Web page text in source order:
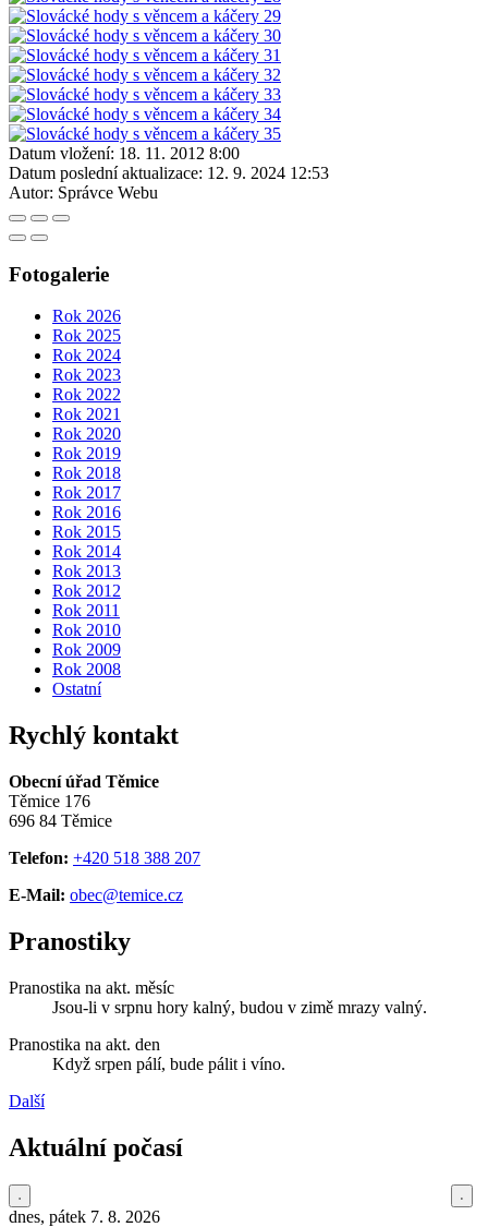
Datum vložení: 18. 11. 2012 8:00
Datum poslední aktualizace: 12. 9. 2024 12:53
Autor: Správce Webu
Fotogalerie
Rok 2026
Rok 2025
Rok 2024
Rok 2023
Rok 2022
Rok 2021
Rok 2020
Rok 2019
Rok 2018
Rok 2017
Rok 2016
Rok 2015
Rok 2014
Rok 2013
Rok 2012
Rok 2011
Rok 2010
Rok 2009
Rok 2008
Ostatní
Rychlý kontakt
Obecní úřad Těmice
Těmice 176
696 84 Těmice
Telefon: +420 518 388 207
E-Mail: obec@temice.cz
Pranostiky
Pranostika na akt. měsíc
Jsou-li v srpnu hory kalný, budou v zimě mrazy valný.
Pranostika na akt. den
Když srpen pálí, bude pálit i víno.
Další
Aktuální počasí
dnes, pátek 7. 8. 2026